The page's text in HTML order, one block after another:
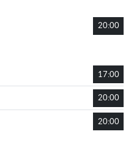
20:00
17:00
20:00
20:00